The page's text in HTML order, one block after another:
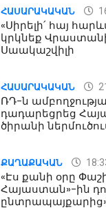
ՀԱՍԱՐԱԿԱԿԱՆ
«Սիրելի՛ հայ
կրկնեք
Սաակաշվիլի
ՀԱՍԱՐԱԿԱԿԱՆ
ՌԴ-ն
դադարեցրեց
ծիրանի
ՔԱՂԱՔԱԿԱՆ
«Էս քանի օրը
Հայաստան»-ին